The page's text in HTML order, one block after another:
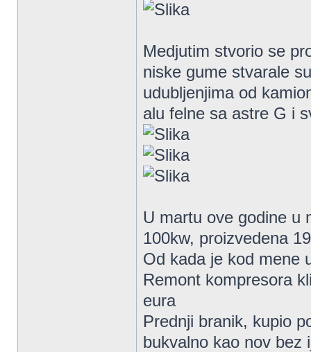
Medjutim stvorio se
niske gume stvarale
udubljenjima od
alu felne sa astre G i
U martu ove godine u
100kw, proizvedena
Od kada je kod mene
Remont kompresora
eura
Prednji branik, kupio
bukvalno kao nov bez